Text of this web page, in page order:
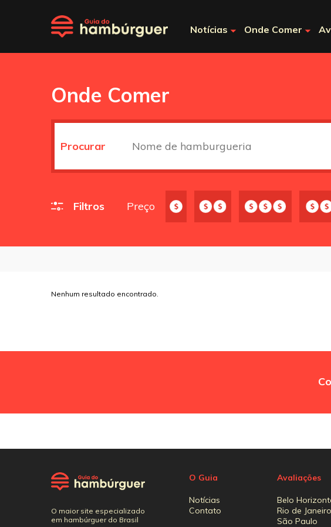
Notícias Onde Comer
Onde Comer
Procurar
Filtros Preço
Nenhum resultado encontrado.
O maior site especializado
em hambúrguer do Brasil
O Guia
Notícias
Contato
Avaliações
Belo
Rio de Janeiro
São Paulo